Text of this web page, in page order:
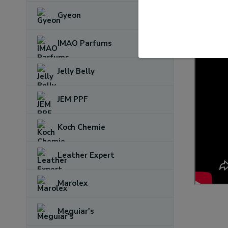
Gyeon
IMAO Parfums
Jelly Belly
JEM PPF
Koch Chemie
Leather Expert
Marolex
Meguiar's